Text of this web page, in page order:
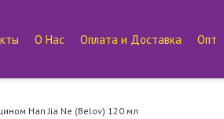
О Нас Оплата и Доставка Опт
Han Jia Ne (Belov) 120 мл